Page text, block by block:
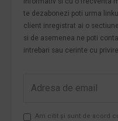
te dezabonezi poti urma
client inregistrat ai o
si de asemenea ne poti
intrebari sau cerinte cu
Am citit şi sunt de acord